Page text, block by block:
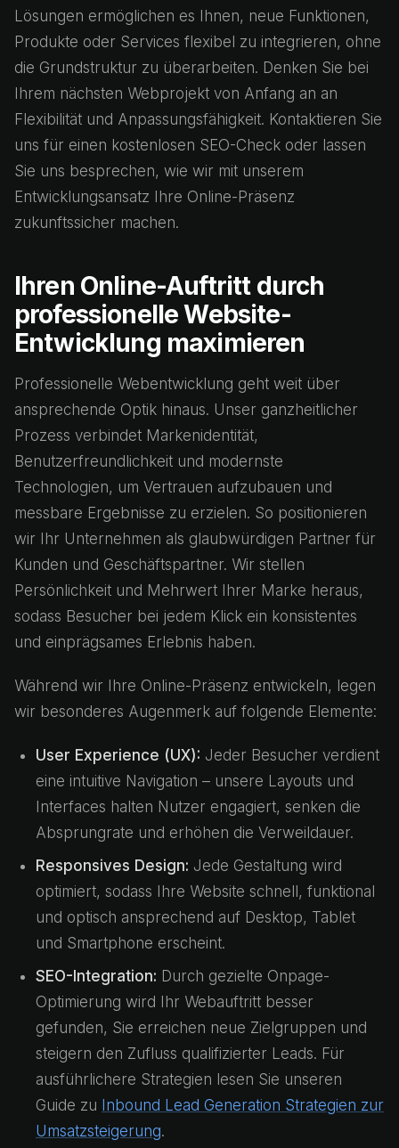
Lösungen ermöglichen es Ihnen, neue Funktionen,
Produkte oder Services flexibel zu integrieren, ohne
die Grundstruktur zu überarbeiten. Denken Sie bei
Ihrem nächsten Webprojekt von Anfang an an
Flexibilität und Anpassungsfähigkeit. Kontaktieren Sie
uns für einen kostenlosen SEO-Check oder lassen
Sie uns besprechen, wie wir mit unserem
Entwicklungsansatz Ihre Online-Präsenz
zukunftssicher machen.
Ihren Online-Auftritt durch
professionelle Website-
Entwicklung maximieren
Professionelle Webentwicklung geht weit über
ansprechende Optik hinaus. Unser ganzheitlicher
Prozess verbindet Markenidentität,
Benutzerfreundlichkeit und modernste
Technologien, um Vertrauen aufzubauen und
messbare Ergebnisse zu erzielen. So positionieren
wir Ihr Unternehmen als glaubwürdigen Partner für
Kunden und Geschäftspartner. Wir stellen
Persönlichkeit und Mehrwert Ihrer Marke heraus,
sodass Besucher bei jedem Klick ein konsistentes
und einprägsames Erlebnis haben.
Während wir Ihre Online-Präsenz entwickeln, legen
wir besonderes Augenmerk auf folgende Elemente:
User Experience (UX): Jeder Besucher verdient
eine intuitive Navigation – unsere Layouts und
Interfaces halten Nutzer engagiert, senken die
Absprungrate und erhöhen die Verweildauer.
Responsives Design: Jede Gestaltung wird
optimiert, sodass Ihre Website schnell, funktional
und optisch ansprechend auf Desktop, Tablet
und Smartphone erscheint.
SEO-Integration: Durch gezielte Onpage-
Optimierung wird Ihr Webauftritt besser
gefunden, Sie erreichen neue Zielgruppen und
steigern den Zufluss qualifizierter Leads. Für
ausführlichere Strategien lesen Sie unseren
Guide zu Inbound Lead Generation Strategien zur
Umsatzsteigerung.